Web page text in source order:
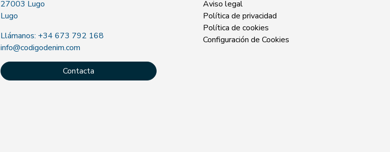
27003 Lugo
Lugo
Llámanos: +34 673 792 168
info@codigodenim.com
Contacta
Aviso legal
Política de privacidad
Política de cookies
Configuración de Cookies